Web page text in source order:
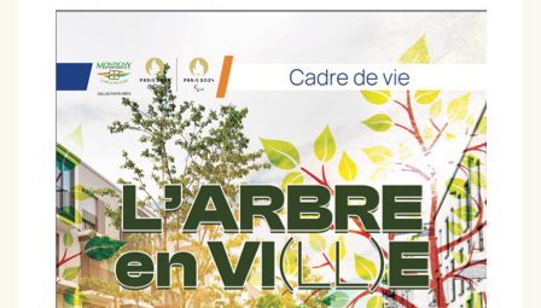
ESPACE MEMBRE